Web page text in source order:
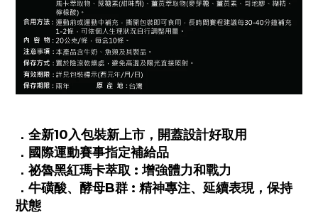
．全新10入包裝新上市，開蓋設計好取用
．國際運動賽事指定補給品
．祕魯黑紅瑪卡萃取 : 增強體力和戰力
．牛磺酸、酵母B群 : 精神專注、延續表現，保持
狀態